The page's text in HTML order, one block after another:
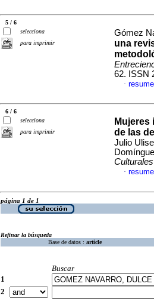
5 / 6
selecciona
para imprimir
Gómez
una
62. ISSN
·
6 / 6
selecciona
para imprimir
de las
Julio
Culturales
·
página 1 de 1
Refinar la búsqueda
Base de datos : article
Buscar
1
2